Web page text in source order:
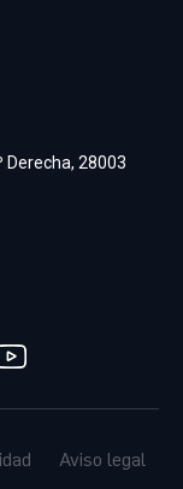
Derecha, 28003
Aviso legal